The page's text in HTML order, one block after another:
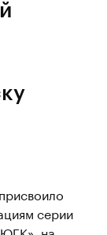
серии